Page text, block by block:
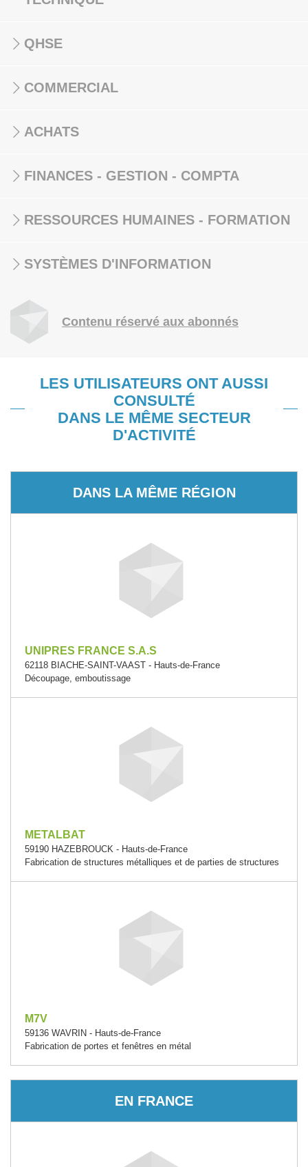
QHSE
COMMERCIAL
ACHATS
FINANCES - GESTION - COMPTA
RESSOURCES HUMAINES - FORMATION
SYSTÈMES D'INFORMATION
Contenu réservé aux abonnés
LES UTILISATEURS ONT AUSSI
CONSULTÉ
DANS LE MÊME SECTEUR
D'ACTIVITÉ
DANS LA MÊME RÉGION
UNIPRES FRANCE S.A.S
62118 BIACHE-SAINT-VAAST - Hauts-de-France
Découpage, emboutissage
METALBAT
59190 HAZEBROUCK - Hauts-de-France
Fabrication de structures métalliques et de parties de structures
M7V
59136 WAVRIN - Hauts-de-France
Fabrication de portes et fenêtres en métal
EN FRANCE